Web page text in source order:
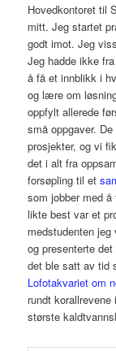
Hovedkontoret til
mitt. Jeg startet
godt imot. Jeg
Jeg hadde ikke
å få et innblikk i
og lære om
oppfylt allerede
små oppgaver.
prosjekter, og vi
det i alt fra
forsøpling til et
som jobber med
likte best var et
medstudenten
og presenterte
det ble satt av
Lofotakvariet om
rundt
største